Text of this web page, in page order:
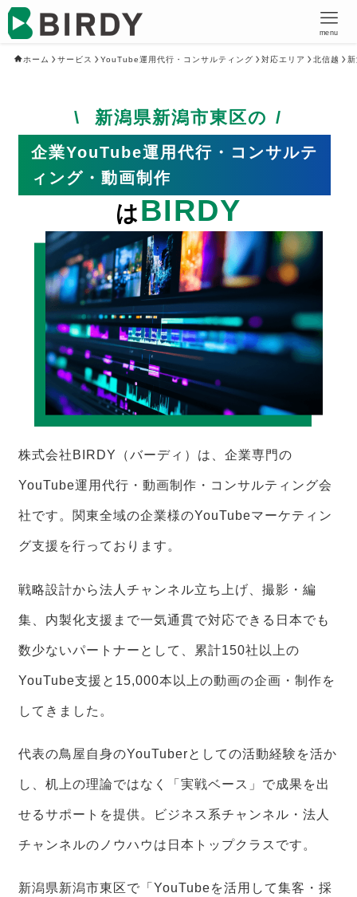
menu
ホーム サービス YouTube運用代行・コンサルティング 対応エリア 北信越
新潟県新潟市東区の
企業YouTube運用代行・コンサルテ
ィング・動画制作
はBIRDY
株式会社BIRDY（バーディ）は、企業専門の
YouTube運用代行・動画制作・コンサルティング会
社です。関東全域の企業様のYouTubeマーケティン
グ支援を行っております。
戦略設計から法人チャンネル立ち上げ、撮影・編
集、内製化支援まで一気通貫で対応できる日本でも
数少ないパートナーとして、累計150社以上の
YouTube支援と15,000本以上の動画の企画・制作を
してきました。
代表の鳥屋自身のYouTuberとしての活動経験を活か
し、机上の理論ではなく「実戦ベース」で成果を出
せるサポートを提供。ビジネス系チャンネル・法人
チャンネルのノウハウは日本トップクラスです。
新潟県新潟市東区で「YouTubeを活用して集客・採